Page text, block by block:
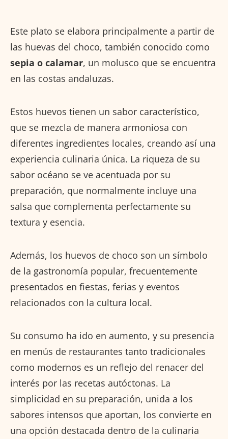
Este plato se elabora principalmente a partir de
las huevas del choco, también conocido como
sepia o calamar, un molusco que se encuentra
en las costas andaluzas.
Estos huevos tienen un sabor característico,
que se mezcla de manera armoniosa con
diferentes ingredientes locales, creando así una
experiencia culinaria única. La riqueza de su
sabor océano se ve acentuada por su
preparación, que normalmente incluye una
salsa que complementa perfectamente su
textura y esencia.
Además, los huevos de choco son un símbolo
de la gastronomía popular, frecuentemente
presentados en fiestas, ferias y eventos
relacionados con la cultura local.
Su consumo ha ido en aumento, y su presencia
en menús de restaurantes tanto tradicionales
como modernos es un reflejo del renacer del
interés por las recetas autóctonas. La
simplicidad en su preparación, unida a los
sabores intensos que aportan, los convierte en
una opción destacada dentro de la culinaria